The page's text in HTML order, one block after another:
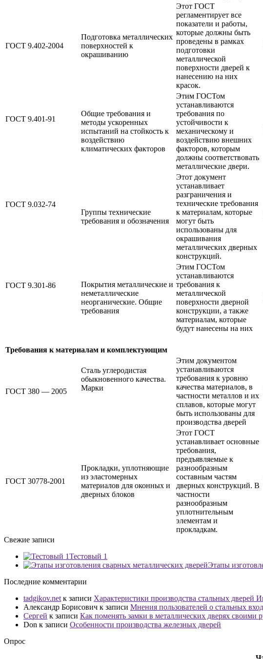
ГОСТ 9.402-2004
Подготовка металлических
поверхностей к
окрашиванию
Этот ГОСТ
регламентирует все
показатели и работы,
которые должны быть
проведены в рамках
подготовки
металлической
поверхности дверей к
нанесению на них
красок.
ГОСТ 9.401-91
Общие требования и
методы ускоренных
испытаний на стойкость к
воздействию
климатических факторов
Этим ГОСТом
устанавливаются
требования по
устойчивости к
механическому и
воздействию внешних
факторов, которым
должны соответствовать
металлические двери.
ГОСТ 9.032-74
Группы технические
требования и обозначения
Этот документ
устанавливает
разграничения и
технические требования
к материалам, которые
могут быть
использованы для
окрашивания
металлических дверных
конструкций.
ГОСТ 9.301-86
Покрытия металлические и
неметаллические
неорганические. Общие
требования
Этим ГОСТом
устанавливаются
требования к
металлической
поверхности дверной
конструкции, а также
материалам, которые
будут нанесены на них
Требования к материалам и комплектующим
ГОСТ 380 — 2005
Сталь углеродистая
обыкновенного качества.
Марки
Этим документом
устанавливаются
требования к уровню
качества материалов, в
частности металлов и их
сплавов, которые могут
быть использованы для
производства дверей
ГОСТ 30778-2001
Прокладки, уплотняющие
из эластомерных
материалов для оконных и
дверных блоков
Этот ГОСТ
устанавливает основные
требования,
предъявляемые к
разнообразным
составным частям
дверных конструкций. В
частности
разнообразным
уплотнительным
элементам и
прокладкам.
Свежие записи
Тестовый 1
Этапы
Последние комментарии
tadgikov.net к записи Характеристики производства стальных дверей
Александр Борисович к записи Мнения пользователей о стальных
Сергей к записи Как поменять замки в металлических дверях своими
Don к записи Особенности производства железных дверей
Опрос